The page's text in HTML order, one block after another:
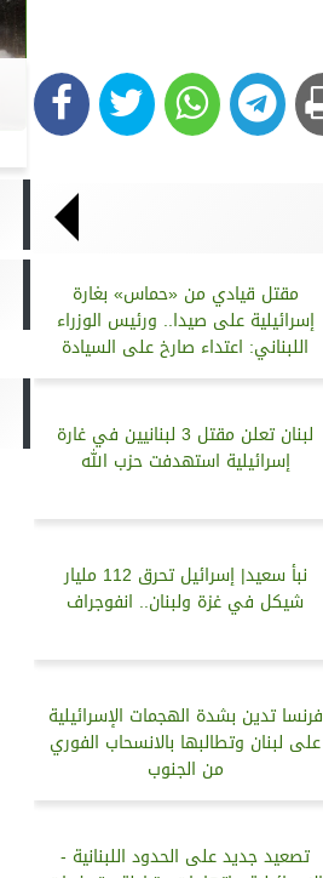
مقتل قيادي من «حماس» بغارة
إسرائيلية على صيدا.. ورئيس الوزراء
اللبناني: اعتداء صارخ على السيادة
لبنان تعلن مقتل 3 لبنانيين في غارة
إسرائيلية استهدفت حزب الله
نبأ سعيد| إسرائيل تحرق 112 مليار
شيكل في غزة ولبنان.. انفوجراف
فرنسا تدين بشدة الهجمات الإسرائيلية
على لبنان وتطالبها بالانسحاب الفوري
من الجنوب
تصعيد جديد على الحدود اللبنانية -